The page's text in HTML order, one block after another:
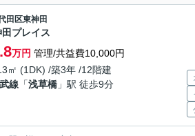
田区東神田
プレイス
万円 管理/共益費10,000円
㎡ (1DK) /築3年 /12階建
線 「浅草橋 」駅 徒歩9分